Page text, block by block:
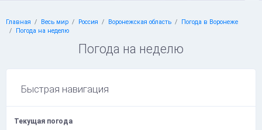
Главная Весь мир Россия Воронежская область
Погода в Воронеже
Погода на неделю
Погода на неделю
Быстрая навигация
Текущая погода